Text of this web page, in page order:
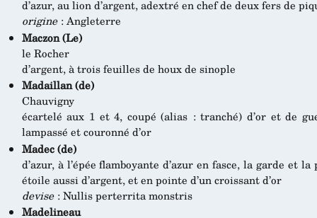
d’azur, au lion d’argent, adextré en chef de deux fers de
origine: Angleterre
Maczon (Le)
le Rocher
d’argent, à trois feuilles de houx de sinople
Madaillan (de)
Chauvigny
écartelé aux 1 et 4, coupé (alias : tranché) d’or et de
lampassé et couronné d’or
Madec (de)
d’azur, à l’épée flamboyante d’azur en fasce, la garde et la
étoile aussi d’argent, et en pointe d’un croissant d’or
devise: Nullis perterrita monstris
Madelineau